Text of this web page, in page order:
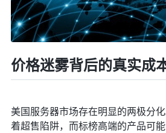
价格迷雾背后的真实成
美国服务器市场存在明显的两极分
着超售陷阱，而标榜高端的产品可